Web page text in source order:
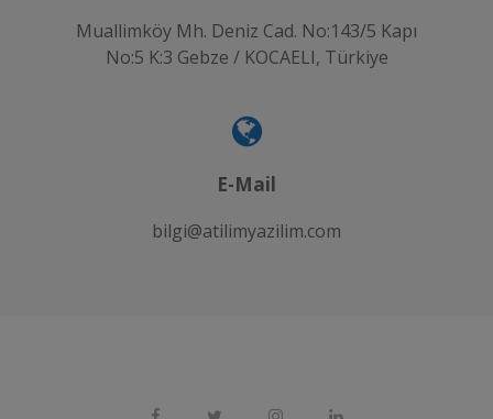
Muallimköy Mh. Deniz Cad. No:143/5 Kapı
No:5 K:3 Gebze / KOCAELI, Türkiye
E-Mail
bilgi@atilimyazilim.com